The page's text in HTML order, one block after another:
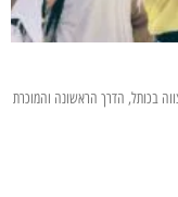
בכותל, הדרך הראשונה והמוכרת